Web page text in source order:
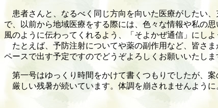
患者さんと、なるべく同じ方向を向いた医療がしたい
で、以前から地域医療をする際には、色々な情報や私の
風のように伝わってくれるよう、「そよかぜ通信」にし
たとえば、予防注射についてや薬の副作用など、皆さ
ペースで出す予定ですのでどうぞよろしくお願いいたしま
第一号はゆっくり時間をかけて書くつもりでしたが、
厳しい残暑が続いています。体調を崩されませんように